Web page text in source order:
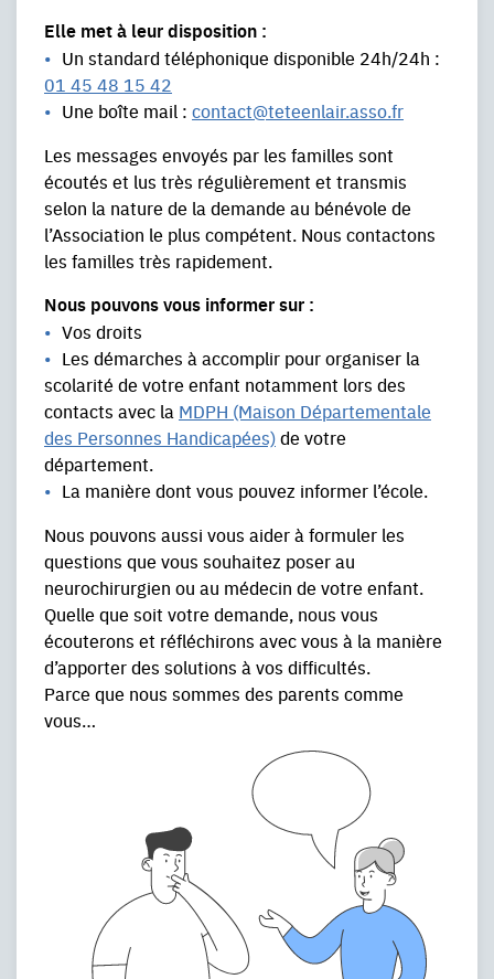
Elle met à leur disposition :
Un standard téléphonique disponible 24h/24h :
01 45 48 15 42
Une boîte mail : contact@teteenlair.asso.fr
Les messages envoyés par les familles sont
écoutés et lus très régulièrement et transmis
selon la nature de la demande au bénévole de
l’Association le plus compétent. Nous contactons
les familles très rapidement.
Nous pouvons vous informer sur :
Vos droits
Les démarches à accomplir pour organiser la
scolarité de votre enfant notamment lors des
contacts avec la MDPH (Maison Départementale
des Personnes Handicapées)de votre
département.
La manière dont vous pouvez informer l’école.
Nous pouvons aussi vous aider à formuler les
questions que vous souhaitez poser au
neurochirurgien ou au médecin de votre enfant.
Quelle que soit votre demande, nous vous
écouterons et réfléchirons avec vous à la manière
d’apporter des solutions à vos difficultés.
Parce que nous sommes des parents comme
vous…